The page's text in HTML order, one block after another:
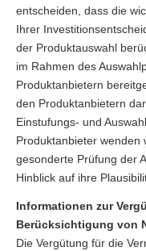
entscheiden, dass die
Ihrer
der Produktauswahl
im Rahmen des
Produktanbietern
den Produktanbietern
Einstufungs- und
Produktanbieter wenden
gesonderte Prüfung der
Hinblick auf ihre
Informationen zur
Berücksichtigung von
Die Vergütung für die